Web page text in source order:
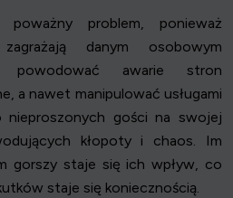
problem, ponieważ
danym osobowym
powodować awarie stron
a nawet manipulować usługami
nieproszonych gości na swojej
kłopoty i chaos. Im
gorszy staje się ich wpływ, co
staje się koniecznością.